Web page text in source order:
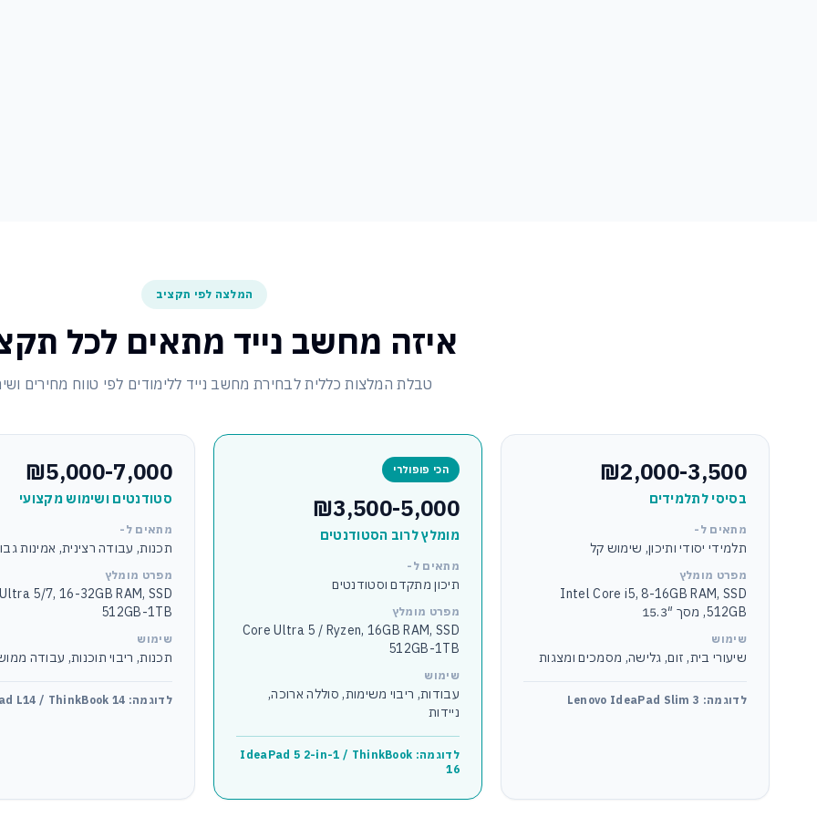
המלצה לפי תקציב
איזה מחשב נייד מתאים לכל
טבלת המלצות כללית לבחירת מחשב נייד ללימודים לפי טווח מחירים
₪2,000-3,500
בסיסי לתלמידים
מתאים ל-
תלמידי יסודי ותיכון, שימוש קל
מפרט מומלץ
Intel Core i5, 8-16GB RAM, SSD
512GB, מסך 15.3″
שימוש
שיעורי בית, זום, גלישה, מסמכים ומצגות
לדוגמה: Lenovo IdeaPad Slim 3
הכי פופולרי
₪3,500-5,000
מומלץ לרוב הסטודנטים
מתאים ל-
תיכון מתקדם וסטודנטים
מפרט מומלץ
Core Ultra 5 / Ryzen, 16GB RAM, SSD
512GB-1TB
שימוש
עבודות, ריבוי משימות, סוללה ארוכה,
ניידות
לדוגמה: IdeaPad 5 2-in-1 / ThinkBook
16
₪5,000-7,000
סטודנטים ושימוש מקצועי
מתאים ל-
תכנות, עבודה רצינית, אמינות
מפרט מומלץ
5/7, 16-32GB RAM, SSD
512GB-1TB
שימוש
תכנות, ריבוי תוכנות, עבודה
לדוגמה: ThinkPad L14 / ThinkBook 14